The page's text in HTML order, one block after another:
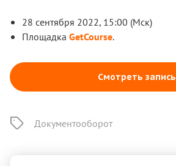
28 сентября 2022, 15:00 (Мск)
Площадка GetCourse.
Смотреть запись
Документооборот